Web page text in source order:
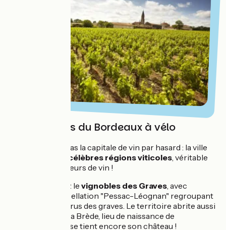
Les vignobles du Bordeaux à vélo
Bordeaux n'est pas la capitale de vin par hasard : la ville
célèbres régions viticoles, véritable
paradis des amateurs de vin !
Vous traverserez le vignobles des Graves, avec
notamment l'appellation "Pessac-Léognan" regroupant
tous les grands crus des graves. Le territoire abrite aussi
la commune de La Brède, lieu de naissance de
Montesquieu où se tient encore son château !